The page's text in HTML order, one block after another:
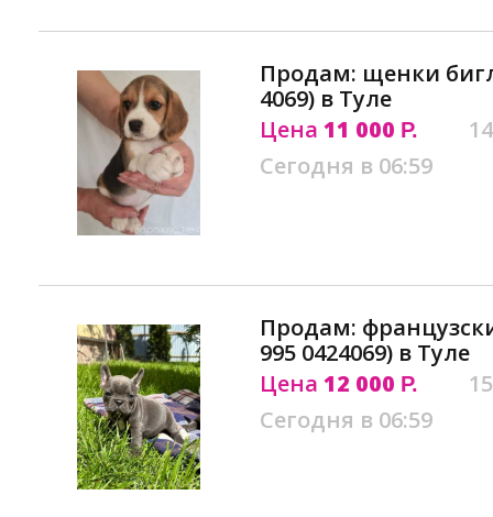
Продам: щенки
4069) в Туле
Цена 11 000 Р.
Сегодня в 06:59
Продам:
995 0424069) в Туле
Цена 12 000 Р.
Сегодня в 06:59